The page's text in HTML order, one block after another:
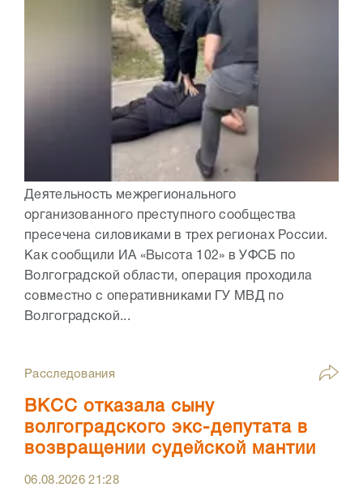
Деятельность межрегионального
организованного преступного сообщества
пресечена силовиками в трех регионах России.
Как сообщили ИА «Высота 102» в УФСБ по
Волгоградской области, операция проходила
совместно с оперативниками ГУ МВД по
Волгоградской...
Расследования
ВКСС отказала сыну
волгоградского экс-депутата в
возвращении судейской мантии
06.08.202621:28